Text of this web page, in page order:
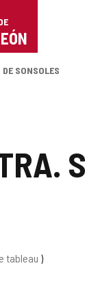
SONSOLES
tableau